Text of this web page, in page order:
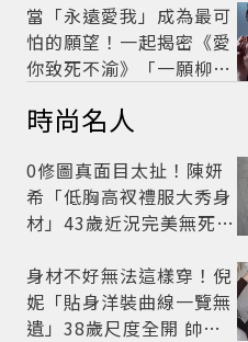
當「永遠愛我」成為最可
怕的願望！一起揭密《愛
你致死不渝》「一願柳」
路
時尚名人
0修圖真面目太扯！陳妍
希「低胸高衩禮服大秀身
材」43歲近況完美無死角
身材不好無法這樣穿！倪
妮「貼身洋裝曲線一覽無
遺」38歲尺度全開 帥氣